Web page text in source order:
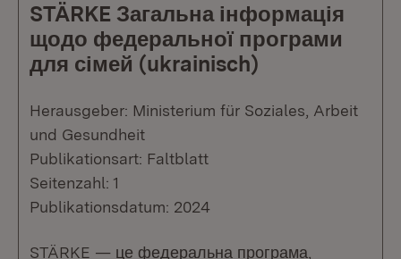
STÄRKE Загальна інформація
щодо федеральної програми
для сімей (ukrainisch)
Herausgeber: Ministerium für Soziales, Arbeit
und Gesundheit
Publikationsart: Faltblatt
Seitenzahl: 1
Publikationsdatum: 2024
STÄRKE — це федеральна програма,